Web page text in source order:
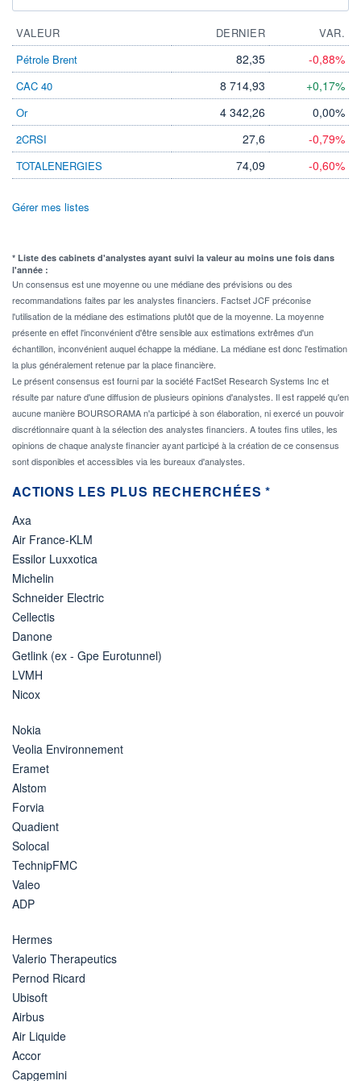
VALEUR DERNIER
VAR.
Pétrole Brent
82,35 -0,88%
CAC 40 8 714,93 +0,17%
Or 4 342,26 0,00%
2CRSI 27,6 -0,79%
TOTALENERGIES 74,09 -0,60%
Gérer mes listes
* Liste des cabinets d'analystes ayant suivi la valeur au moins une fois dans
l'année :
Un consensus est une moyenne ou une médiane des prévisions ou des
recommandations faites par les analystes financiers. Factset JCF préconise
l'utilisation de la médiane des estimations plutôt que de la moyenne. La moyenne
présente en effet l'inconvénient d'être sensible aux estimations extrêmes d'un
échantillon, inconvénient auquel échappe la médiane. La médiane est donc l'estimation
la plus généralement retenue par la place financière.
Le présent consensus est fourni par la société FactSet Research Systems Inc et
résulte par nature d'une diffusion de plusieurs opinions d'analystes. Il est rappelé qu'en
aucune manière BOURSORAMA n'a participé à son élaboration, ni exercé un pouvoir
discrétionnaire quant à la sélection des analystes financiers. A toutes fins utiles, les
opinions de chaque analyste financier ayant participé à la création de ce consensus
sont disponibles et accessibles via les bureaux d'analystes.
ACTIONS LES PLUS RECHERCHÉES *
Axa
Air France-KLM
Essilor Luxxotica
Michelin
Schneider Electric
Cellectis
Danone
Getlink (ex - Gpe Eurotunnel)
LVMH
Nicox
Nokia
Veolia Environnement
Eramet
Alstom
Forvia
Quadient
Solocal
TechnipFMC
Valeo
ADP
Hermes
Valerio Therapeutics
Pernod Ricard
Ubisoft
Airbus
Air Liquide
Accor
Capgemini